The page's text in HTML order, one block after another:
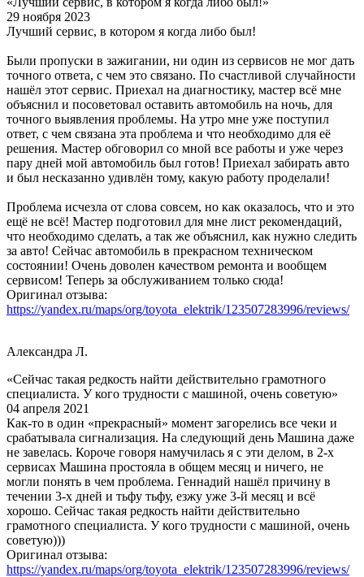
29 ноября 2023
Лучший сервис, в котором я когда либо был!
Были пропуски в зажигании, ни один из сервисов не мог дать
точного ответа, с чем это связано. По счастливой случайности
нашёл этот сервис. Приехал на диагностику, мастер всё мне
объяснил и посоветовал оставить автомобиль на ночь, для
точного выявления проблемы. На утро мне уже поступил
ответ, с чем связана эта проблема и что необходимо для её
решения. Мастер обговорил со мной все работы и уже через
пару дней мой автомобиль был готов! Приехал забирать авто
и был несказанно удивлён тому, какую работу проделали!
Проблема исчезла от слова совсем, но как оказалось, что и это
ещё не всё! Мастер подготовил для мне лист рекомендаций,
что необходимо сделать, а так же объяснил, как нужно следить
за авто! Сейчас автомобиль в прекрасном техническом
состоянии! Очень доволен качеством ремонта и вообщем
сервисом! Теперь за обслуживанием только сюда!
Оригинал отзыва:
https://yandex.ru/maps/org/toyota_elektrik/123507283996/reviews/
Александра Л.
«Сейчас такая редкость найти действительно грамотного
специалиста. У кого трудности с машиной, очень советую»
04 апреля 2021
Как-то в один «прекрасный» момент загорелись все чеки и
срабатывала сигнализация. На следующий день Машина даже
не завелась. Короче говоря намучилась я с эти делом, в 2-х
сервисах Машина простояла в общем месяц и ничего, не
могли понять в чем проблема. Геннадий нашёл причину в
течении 3-х дней и тьфу тьфу, езжу уже 3-й месяц и всё
хорошо. Сейчас такая редкость найти действительно
грамотного специалиста. У кого трудности с машиной, очень
советую)))
Оригинал отзыва:
https://yandex.ru/maps/org/toyota_elektrik/123507283996/reviews/